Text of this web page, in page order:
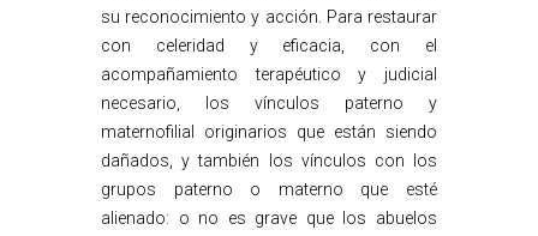
su reconocimiento y acción. Para restaurar
con celeridad y eficacia, con el
acompañamiento terapéutico y judicial
necesario, los vínculos paterno y
maternofilial originarios que están siendo
dañados, y también los vínculos con los
grupos paterno o materno que esté
alienado: o no es grave que los abuelos